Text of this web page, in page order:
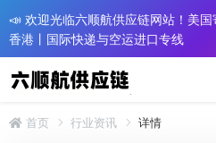
📣 欢迎光临六顺航供应链网站！美
香港丨国际快递与空运进口专线
首页 行业资讯 详情